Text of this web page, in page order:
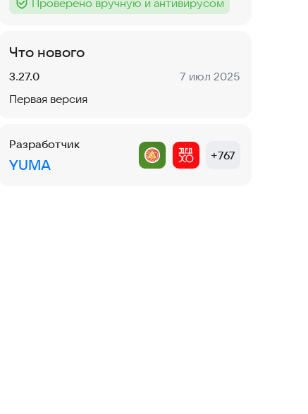
Тег :
Проверено вручную и антивирусом
Что нового
Версия:
3.27.0 Дата:
7 июл 2025
Первая версия
Разработчик
YUMA
+767